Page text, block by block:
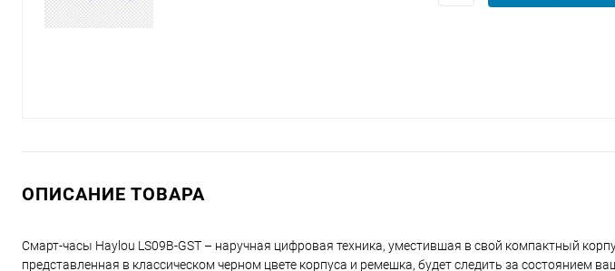
ОПИСАНИЕ ТОВАРА
Смарт-часы Haylou LS09B-GST – наручная цифровая техника, уместившая в свой компактный
представленная в классическом черном цвете корпуса и ремешка, будет следить за состоянием
8 800